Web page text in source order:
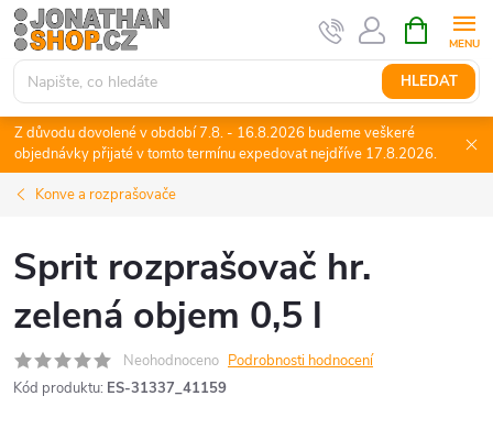
Přejít
na
obsah
HLEDAT
NÁKUPNÍ
KOŠÍK
Z důvodu dovolené v období 7.8. - 16.8.2026 budeme veškeré
objednávky přijaté v tomto termínu expedovat nejdříve 17.8.2026.
Konve a rozprašovače
Sprit rozprašovač hr.
zelená objem 0,5 l
Neohodnoceno Podrobnosti hodnocení
Kód produktu: ES-31337_41159